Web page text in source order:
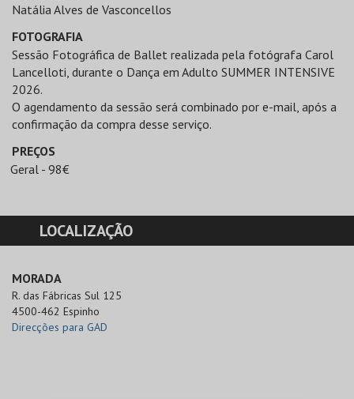
Natália Alves de Vasconcellos
FOTOGRAFIA
Sessão Fotográfica de Ballet realizada pela fotógrafa Carol
Lancelloti, durante o Dança em Adulto SUMMER INTENSIVE
2026.
O agendamento da sessão será combinado por e-mail, após a
confirmação da compra desse serviço.
PREÇOS
Geral - 98€
LOCALIZAÇÃO
MORADA
R. das Fábricas Sul 125
4500-462 Espinho
Direcções para GAD